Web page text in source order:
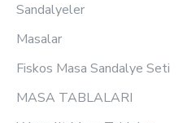
Sandalyeler
Masalar
Fiskos Masa Sandalye Seti
MASA TABLALARI